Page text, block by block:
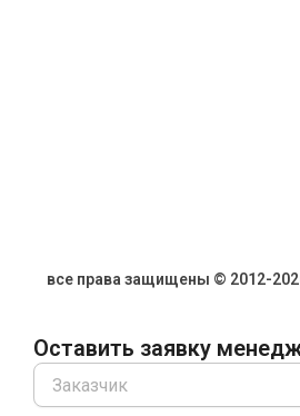
все права защищены © 2012-
Оставить заявку
Name